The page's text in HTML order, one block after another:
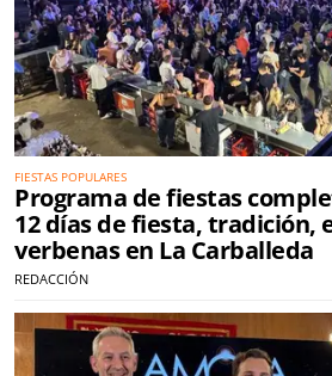
FIESTAS POPULARES
Programa de fiestas
12 días de fiesta, tradición,
verbenas en La Carballeda
REDACCIÓN